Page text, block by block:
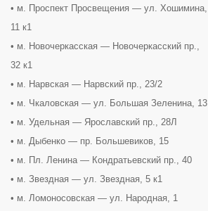
• м. Проспект Просвещения — ул. Хошимина,
11 к1
• м. Новочеркасская — Новочеркасский пр.,
32 к1
• м. Нарвская — Нарвский пр., 23/2
• м. Чкаловская — ул. Большая Зеленина, 13
• м. Удельная — Ярославский пр., 28Л
• м. Дыбенко — пр. Большевиков, 15
• м. Пл. Ленина — Кондратьевский пр., 40
• м. Звездная — ул. Звездная, 5 к1
• м. Ломоносовская — ул. Народная, 1